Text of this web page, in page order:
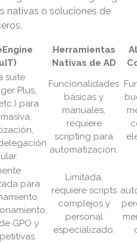
nativas o soluciones de
Herramientas
Nativas de AD
suite
Plus,
para
Funcionalidades
básicas y
manuales,
requiere
scripting para
automatización.
para
GPO y
Limitada,
requiere scripts
complejos y
personal
especializado.